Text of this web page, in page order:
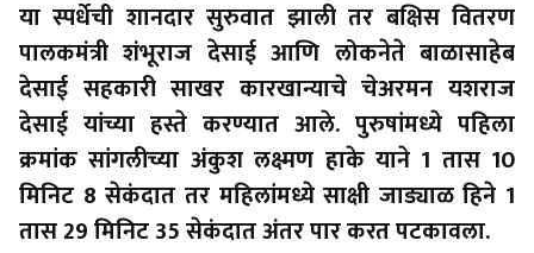
या स्पर्धेची शानदार सुरुवात झाली तर बक्षिस वितरण
पालकमंत्री शंभूराज देसाई आणि लोकनेते बाळासाहेब
देसाई सहकारी साखर कारखान्याचे चेअरमन यशराज
देसाई यांच्या हस्ते करण्यात आले. पुरुषांमध्ये पहिला
क्रमांक सांगलीच्या अंकुश लक्ष्मण हाके याने 1 तास 10
मिनिट 8 सेकंदात तर महिलांमध्ये साक्षी जाड्याळ हिने 1
तास 29 मिनिट 35 सेकंदात अंतर पार करत पटकावला.